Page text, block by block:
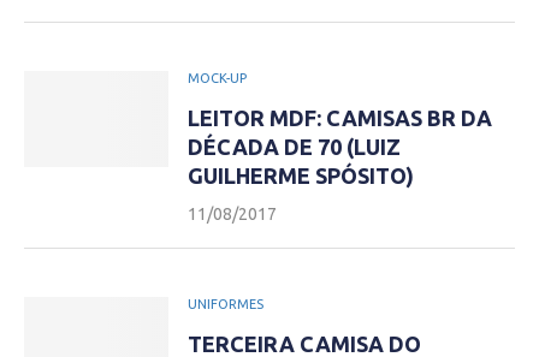
MOCK-UP
LEITOR MDF: CAMISAS BR DA
DÉCADA DE 70 (LUIZ
GUILHERME SPÓSITO)
11/08/2017
UNIFORMES
TERCEIRA CAMISA DO